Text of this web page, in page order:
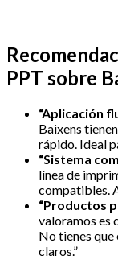
PPT sobre
“Aplicación
Baixens
rápido. Ideal
“Sistema
línea de
compatibles.
“Productos
valoramos es
No tienes que
claros.”